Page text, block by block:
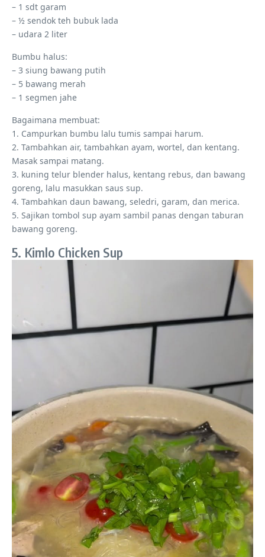
– 1 sdt garam
– ½ sendok teh bubuk lada
– udara 2 liter
Bumbu halus:
– 3 siung bawang putih
– 5 bawang merah
– 1 segmen jahe
Bagaimana membuat:
1. Campurkan bumbu lalu tumis sampai harum.
2. Tambahkan air, tambahkan ayam, wortel, dan kentang.
Masak sampai matang.
3. kuning telur blender halus, kentang rebus, dan bawang
goreng, lalu masukkan saus sup.
4. Tambahkan daun bawang, seledri, garam, dan merica.
5. Sajikan tombol sup ayam sambil panas dengan taburan
bawang goreng.
5. Kimlo Chicken Sup